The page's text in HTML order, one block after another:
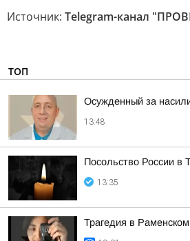
Источник: Telegram-канал
ТОП
Осужденный за
13:48
Посольство России в
13:35
Трагедия в